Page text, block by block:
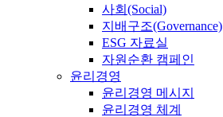
사회(Social)
지배구조(Governance)
ESG 자료실
자원순환 캠페인
윤리경영
윤리경영 메시지
윤리경영 체계